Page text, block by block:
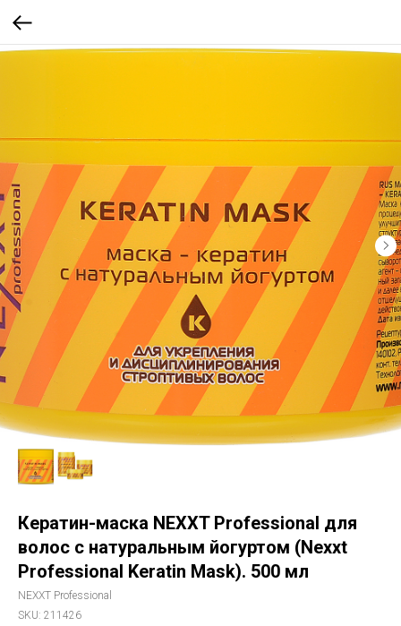
Кератин-маска NEXXT Professional для
волос с натуральным йогуртом (Nexxt
Professional Keratin Mask). 500 мл
NEXXT Professional
SKU: 211426